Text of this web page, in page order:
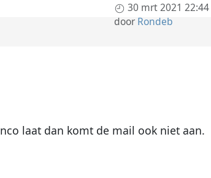
30 mrt 2021 22:44
doorRondeb
laat dan komt de mail ook niet aan.